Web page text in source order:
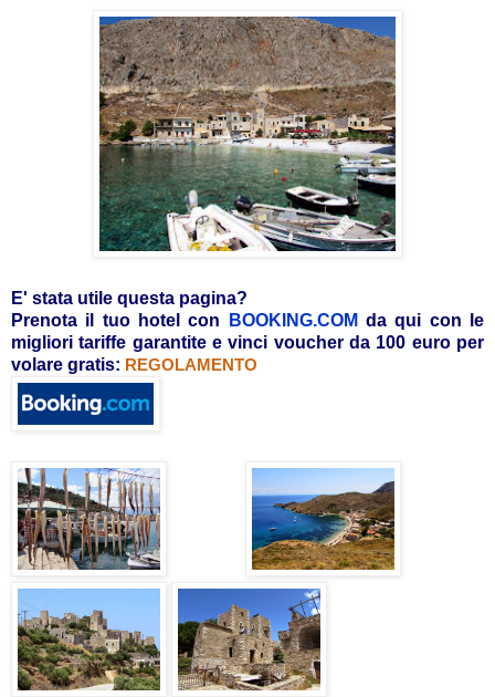
E' stata utile questa pagina?
Prenota il tuo hotel con
BOOKING.COM da qui con le
migliori tariffe garantite e vinci voucher da 100 euro per
volare gratis: REGOLAMENTO